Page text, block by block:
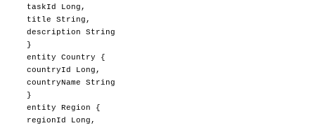
taskId Long,
title String,
description String
}
entity Country {
countryId Long,
countryName String
}
entity Region {
regionId Long,